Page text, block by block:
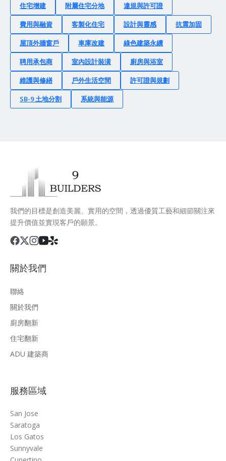
住宅增建 附屬住宅分地 違規與許可證
費用與融資 客製化住宅 設計與靈感 抗震加固
屋頂外牆窗戶 車庫改建 綠色建築永續
聘用承包商 室內設計裝潢 廚房與浴室
維護與修繕 戶外生活空間 許可證與規劃
SB-9 土地分割 系統與能源
我們的目標是創造美麗、實用的空間，透過優質工藝和細節關注來
提升價值並實現客戶的願景。
關於我們
聯絡
關於我們
廚房翻新
住宅翻新
ADU 建築商
服務區域
San Jose
Saratoga
Los Gatos
Sunnyvale